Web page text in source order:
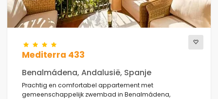
Mediterra 433
Benalmádena, Andalusië, Spanje
Prachtig en comfortabel appartement met
gemeenschappelijk zwembad in Benalmádena,